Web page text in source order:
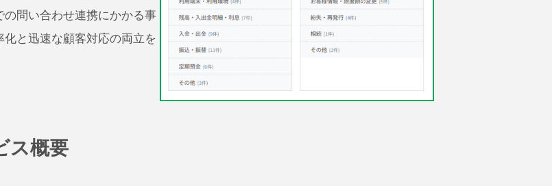
問い合わせ連携にかかる事
と迅速な顧客対応の両立を
ス概要